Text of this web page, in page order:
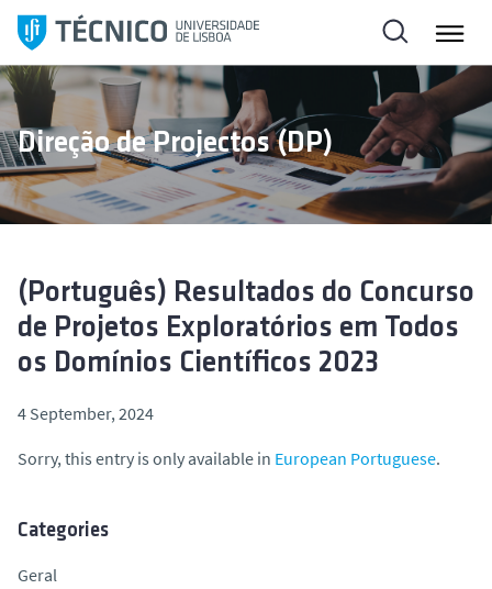
i
p
o
c
o
Direção de Projectos (DP)
(Português) Resultados do Concurso
de Projetos Exploratórios em Todos
os Domínios Científicos 2023
4 September, 2024
Sorry, this entry is only available in European Portuguese.
Categories
Geral